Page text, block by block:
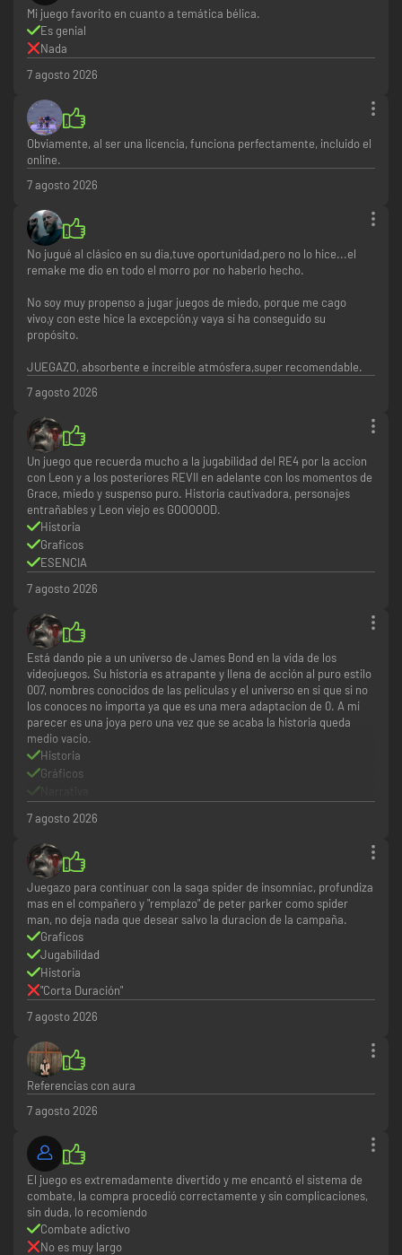
Mi juego favorito en cuanto a temática bélica.
Es genial
Nada
7 agosto 2026
Obviamente, al ser una licencia, funciona perfectamente, incluido el
online.
7 agosto 2026
No jugué al clásico en su día,tuve oportunidad,pero no lo hice...el
remake me dio en todo el morro por no haberlo hecho.
No soy muy propenso a jugar juegos de miedo, porque me cago
vivo,y con este hice la excepción,y vaya si ha conseguido su
propósito.
JUEGAZO, absorbente e increíble atmósfera,super recomendable.
7 agosto 2026
Un juego que recuerda mucho a la jugabilidad del RE4 por la accion
con Leon y a los posteriores REVII en adelante con los momentos de
Grace, miedo y suspenso puro. Historia cautivadora, personajes
entrañables y Leon viejo es GOOOOOD.
Historia
Graficos
ESENCIA
7 agosto 2026
Está dando pie a un universo de James Bond en la vida de los
videojuegos. Su historia es atrapante y llena de acción al puro estilo
007, nombres conocidos de las peliculas y el universo en si que si no
los conoces no importa ya que es una mera adaptacion de 0. A mi
parecer es una joya pero una vez que se acaba la historia queda
medio vacio.
Historia
Gráficos
7 agosto 2026
Juegazo para continuar con la saga spider de insomniac, profundiza
mas en el compañero y "remplazo" de peter parker como spider
man, no deja nada que desear salvo la duracion de la campaña.
Graficos
Jugabilidad
Historia
"Corta Duración"
7 agosto 2026
Referencias con aura
7 agosto 2026
El juego es extremadamente divertido y me encantó el sistema de
combate, la compra procedió correctamente y sin complicaciones,
sin duda, lo recomiendo
Combate adictivo
No es muy largo